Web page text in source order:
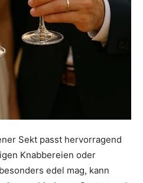
Sekt passt hervorragend
Knabbereien oder
edel mag, kann